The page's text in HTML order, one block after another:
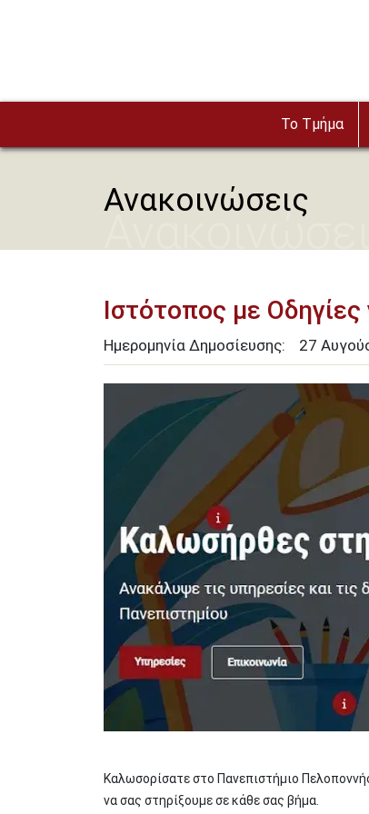
Το Τμήμα
Ανακοινώσεις
Ανακοινώσεις
Ιστότοπος με
Ημερομηνία Δημοσίευσης: 27
Καλωσορίσατε στο Πανεπιστήμιο
να σας στηρίξουμε σε κάθε σας βήμα.